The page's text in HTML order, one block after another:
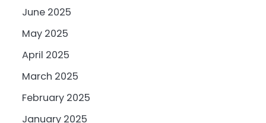
June 2025
May 2025
April 2025
March 2025
February 2025
January 2025